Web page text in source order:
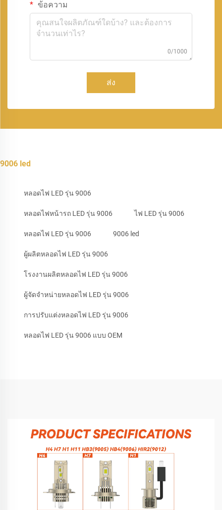
ข้อความ
0/1000
ส่ง
9006 led
หลอดไฟ LED รุ่น 9006
หลอดไฟหน้ารถ LED รุ่น 9006 ไฟ LED รุ่น 9006
หลอดไฟ LED รุ่น 9006 9006 led
ผู้ผลิตหลอดไฟ LED รุ่น 9006
โรงงานผลิตหลอดไฟ LED รุ่น 9006
ผู้จัดจำหน่ายหลอดไฟ LED รุ่น 9006
การปรับแต่งหลอดไฟ LED รุ่น 9006
หลอดไฟ LED รุ่น 9006 แบบ OEM